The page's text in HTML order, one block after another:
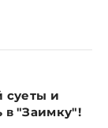
суеты и
в "Заимку"!